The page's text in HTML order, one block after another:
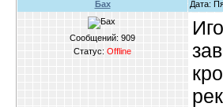
Бах Дата:
Сообщений: 909
Статус: Offline